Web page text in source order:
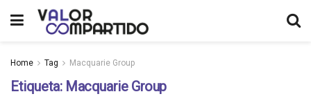
Home Tag Macquarie Group
Etiqueta: Macquarie Group